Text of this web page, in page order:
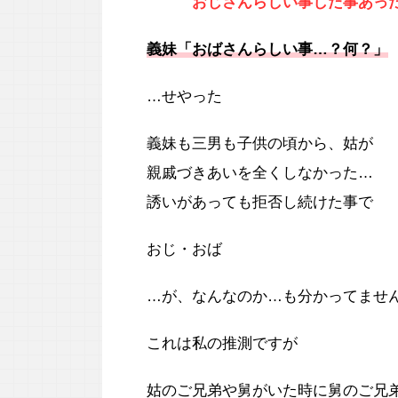
義妹「おばさんらしい事…？何？」
…せやった
義妹も三男も子供の頃から、姑が
親戚づきあいを全くしなかった…
誘いがあっても拒否し続けた事で
おじ・おば
…が、なんなのか…も分かってませ
これは私の推測ですが
姑のご兄弟や舅がいた時に舅のご兄